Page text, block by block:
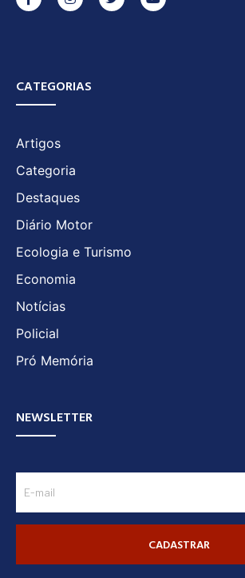
CATEGORIAS
Artigos
Categoria
Destaques
Diário Motor
Ecologia e Turismo
Economia
Notícias
Policial
Pró Memória
NEWSLETTER
CADASTRAR